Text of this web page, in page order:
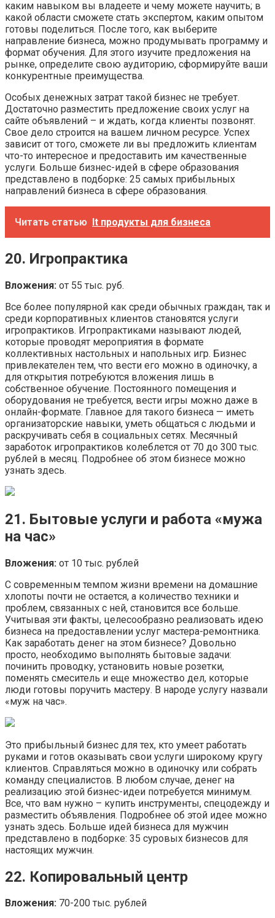
каким навыком вы владеете и чему можете научить; в
какой области сможете стать экспертом, каким опытом
готовы поделиться. После того, как выберите
направление бизнеса, можно продумывать программу и
формат обучения. Для этого изучите предложения на
рынке, определите свою аудиторию, сформируйте ваши
конкурентные преимущества.
Особых денежных затрат такой бизнес не требует.
Достаточно разместить предложение своих услуг на
сайте объявлений – и ждать, когда клиенты позвонят.
Свое дело строится на вашем личном ресурсе. Успех
зависит от того, сможете ли вы предложить клиентам
что-то интересное и предоставить им качественные
услуги. Больше бизнес-идей в сфере образования
представлено в подборке: 25 самых прибыльных
направлений бизнеса в сфере образования.
Читать статью It продукты для бизнеса
20. Игропрактика
Вложения: от 55 тыс. руб.
Все более популярной как среди обычных граждан, так и
среди корпоративных клиентов становятся услуги
игропрактиков. Игропрактиками называют людей,
которые проводят мероприятия в формате
коллективных настольных и напольных игр. Бизнес
привлекателен тем, что вести его можно в одиночку, а
для открытия потребуются вложения лишь в
собственное обучение. Постоянного помещения и
оборудования не требуется, вести игры можно даже в
онлайн-формате. Главное для такого бизнеса — иметь
организаторские навыки, уметь общаться с людьми и
раскручивать себя в социальных сетях. Месячный
заработок игропрактиков колеблется от 70 до 300 тыс.
рублей в месяц. Подробнее об этом бизнесе можно
узнать здесь.
21. Бытовые услуги и работа «мужа
на час»
Вложения: от 10 тыс. рублей
С современным темпом жизни времени на домашние
хлопоты почти не остается, а количество техники и
проблем, связанных с ней, становится все больше.
Учитывая эти факты, целесообразно реализовать идею
бизнеса на предоставлении услуг мастера-ремонтника.
Как заработать денег на этом бизнесе? Довольно
просто, необходимо выполнять бытовые задачи:
починить проводку, установить новые розетки,
поменять смеситель и еще множество дел, которые
люди готовы поручить мастеру. В народе услугу назвали
«муж на час».
Это прибыльный бизнес для тех, кто умеет работать
руками и готов оказывать свои услуги широкому кругу
клиентов. Справляться можно в одиночку или собрать
команду специалистов. В любом случае, денег на
реализацию этой бизнес-идеи потребуется минимум.
Все, что вам нужно – купить инструменты, спецодежду и
разместить объявления. Подробнее об этой идее можно
узнать здесь. Больше идей бизнеса для мужчин
представлено в подборке: 35 суровых бизнесов для
настоящих мужчин.
22. Копировальный центр
Вложения: 70-200 тыс. рублей